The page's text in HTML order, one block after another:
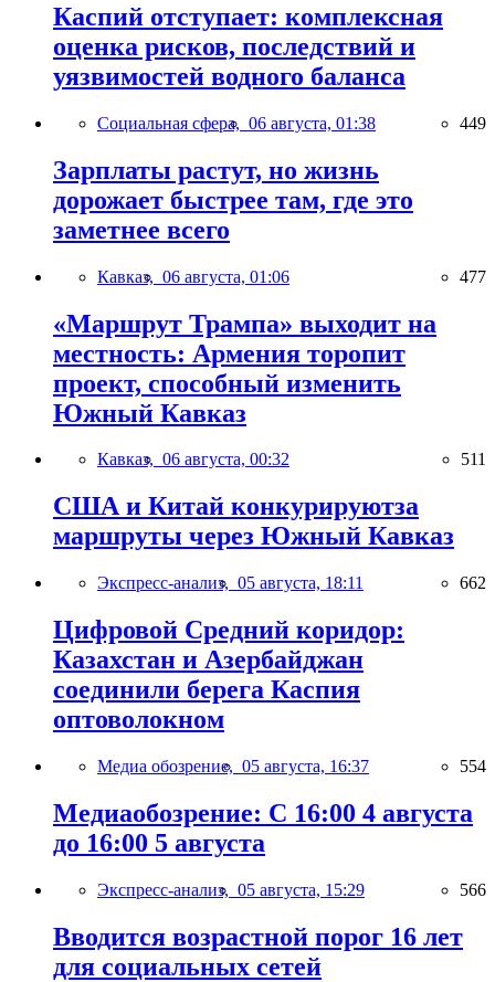
Каспий отступает: комплексная
оценка рисков, последствий и
уязвимостей водного баланса
Социальная сфера, 06 августа, 01:38 449
Зарплаты растут, но жизнь
дорожает быстрее там, где это
заметнее всего
Кавказ, 06 августа, 01:06 477
«Маршрут Трампа» выходит на
местность: Армения торопит
проект, способный изменить
Южный Кавказ
Кавказ, 06 августа, 00:32 511
США и Китай конкурируютза
маршруты через Южный Кавказ
Экспресс-анализ, 05 августа, 18:11 662
Цифровой Средний коридор:
Казахстан и Азербайджан
соединили берега Каспия
оптоволокном
Медиа обозрение, 05 августа, 16:37 554
Медиаобозрение: С 16:00 4 августа
до 16:00 5 августа
Экспресс-анализ, 05 августа, 15:29 566
Вводится возрастной порог 16 лет
для социальных сетей